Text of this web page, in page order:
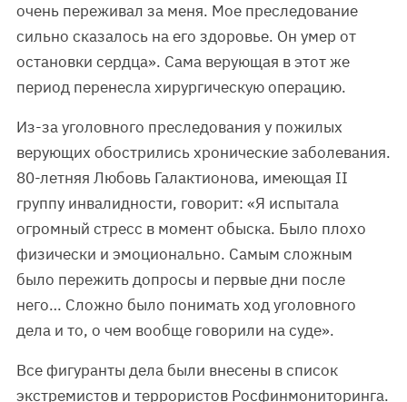
очень переживал за меня. Мое преследование
сильно сказалось на его здоровье. Он умер от
остановки сердца». Сама верующая в этот же
период перенесла хирургическую операцию.
Из-за уголовного преследования у пожилых
верующих обострились хронические заболевания.
80-летняя Любовь Галактионова, имеющая II
группу инвалидности, говорит: «Я испытала
огромный стресс в момент обыска. Было плохо
физически и эмоционально. Самым сложным
было пережить допросы и первые дни после
него… Сложно было понимать ход уголовного
дела и то, о чем вообще говорили на суде».
Все фигуранты дела были внесены в список
экстремистов и террористов Росфинмониторинга.